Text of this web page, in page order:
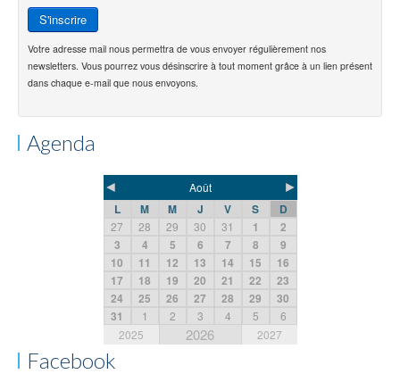
Votre adresse mail nous permettra de vous envoyer régulièrement nos
newsletters. Vous pourrez vous désinscrire à tout moment grâce à un lien présent
dans chaque e-mail que nous envoyons.
Agenda
◄ Août ►
L M M J V S D
27 28 29 30 31 1
2
3
4 5 6 7 8
9
10
11 12 13 14 15
16
17
18 19 20 21 22
23
24
25 26 27 28 29
30
31
1 2 3 4 5
6
2025
2026 2027
Facebook